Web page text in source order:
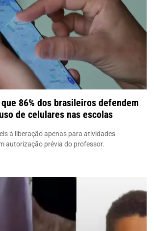
86% dos brasileiros defendem
de celulares nas escolas
à liberação apenas para atividades
autorização prévia do professor.